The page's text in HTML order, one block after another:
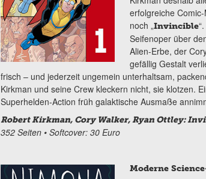
erfolgreiche
noch „Invincible
Seifenoper über
Alien-Erbe, der
gefällig Gestalt
frisch – und jederzeit ungemein unterhaltsam,
Kirkman und seine Crew kleckern nicht, sie klotzen.
Superhelden-Action früh galaktische Ausmaße
Robert Kirkman, Cory Walker, Ryan Ottley:
352 Seiten • Softcover: 30 Euro
Moderne